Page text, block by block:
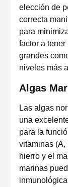
elección de
correcta
para
factor a
grandes
niveles más
Algas
Las algas
una
para la
vitaminas (A,
hierro y el
marinas